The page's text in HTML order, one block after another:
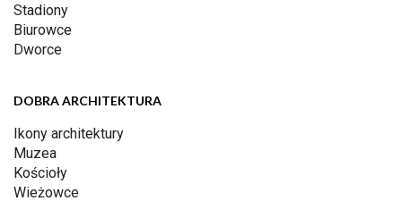
Stadiony
Biurowce
Dworce
DOBRA ARCHITEKTURA
Ikony architektury
Muzea
Kościoły
Wieżowce